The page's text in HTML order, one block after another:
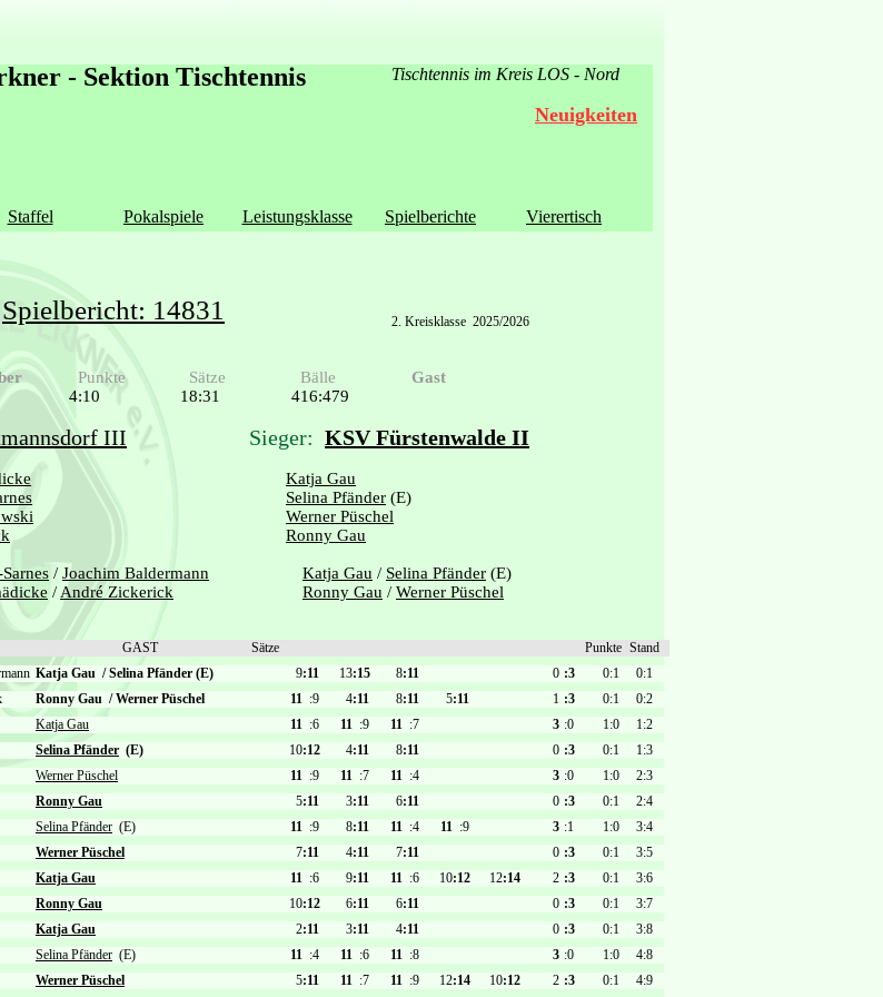
Tischtennis im Kreis LOS - Nord
- Sektion Tischtennis
Staffel Pokalspiele Leistungsklasse Spielberichte Vierertisch
Neuigkeiten
Spielbericht: 14831 2. Kreisklasse 2025/2026
Punkte Sätze Bälle
Gast
4:10
18:31 416:479
III Sieger: KSV Fürstenwalde II
Katja Gau
Selina Pfänder (E)
Werner Püschel
Ronny Gau
/ Joachim Baldermann Katja Gau / Selina Pfänder (E)
/ André Zickerick Ronny Gau / Werner Püschel
GAST Sätze Punkte Stand
Katja Gau /Selina Pfänder (E) 9:11 13:15 8:11 0 :3 0:1
0:1
Ronny Gau /Werner Püschel 11 :9 4:11 8:11 5:11 1 :3 0:1
0:2
Katja Gau 11 :6 11 :9 11 :7 3 :0 1:0
1:2
Selina Pfänder (E) 10:12 4:11 8:11 0 :3 0:1
1:3
Werner Püschel 11 :9 11 :7 11 :4 3 :0 1:0
2:3
Ronny Gau 5:11 3:11 6:11 0 :3 0:1
2:4
Selina Pfänder (E) 11 :9 8:11 11 :4 11 :9 3 :1 1:0
3:4
Werner Püschel 7:11 4:11 7:11 0 :3 0:1
3:5
Katja Gau 11 :6 9:11 11 :6 10:12 12:14 2 :3 0:1
3:6
Ronny Gau 10:12 6:11 6:11 0 :3 0:1
3:7
Katja Gau 2:11 3:11 4:11 0 :3 0:1
3:8
Selina Pfänder (E) 11 :4 11 :6 11 :8 3 :0 1:0
4:8
Werner Püschel 5:11 11 :7 11 :9 12:14 10:12 2 :3 0:1 4:9